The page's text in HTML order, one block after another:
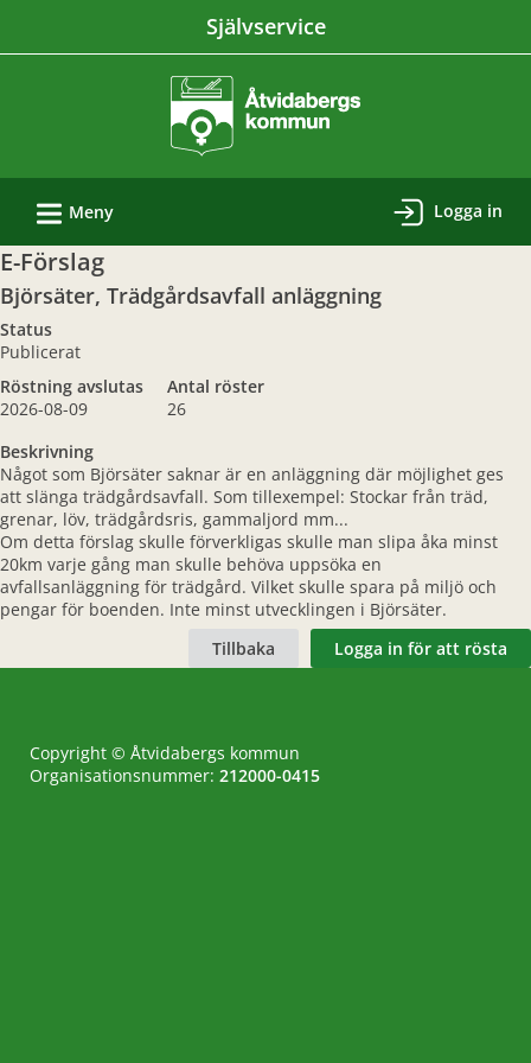
till
Åtvidabergs
kommun
Självservice
L Meny Logga in
E-Förslag
Björsäter, Trädgårdsavfall anläggning
Status
Publicerat
Röstning avslutas
2026-08-09
Antal röster
26
Beskrivning
Något som Björsäter saknar är en anläggning där möjlighet ges
att slänga trädgårdsavfall. Som tillexempel: Stockar från träd,
grenar, löv, trädgårdsris, gammaljord mm...
Om detta förslag skulle förverkligas skulle man slipa åka minst
20km varje gång man skulle behöva uppsöka en
avfallsanläggning för trädgård. Vilket skulle spara på miljö och
pengar för boenden. Inte minst utvecklingen i Björsäter.
Logga in för att rösta
Tillbaka
Copyright © Åtvidabergs kommun
Organisationsnummer: 212000-0415